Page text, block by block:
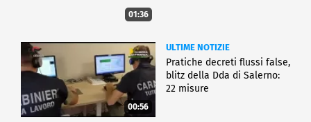
01:36
00:56
ULTIME NOTIZIE
Pratiche decreti flussi false,
blitz della Dda di Salerno:
22 misure